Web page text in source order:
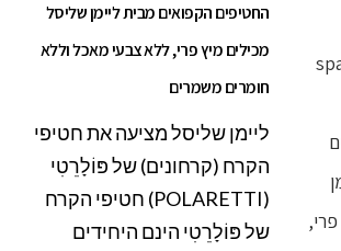
החטיפים הקפואים מבית ליימן שליסל
מכילים מיץ פרי, ללא צבעי מאכל וללא
חומרים משמרים
ליימן שליסל מציעה את חטיפי
הקרח (קרחונים) של פּוֹלָרֵטִי
(POLARETTI) חטיפי הקרח
של פּוֹלָרֵטִי הינם היחידים